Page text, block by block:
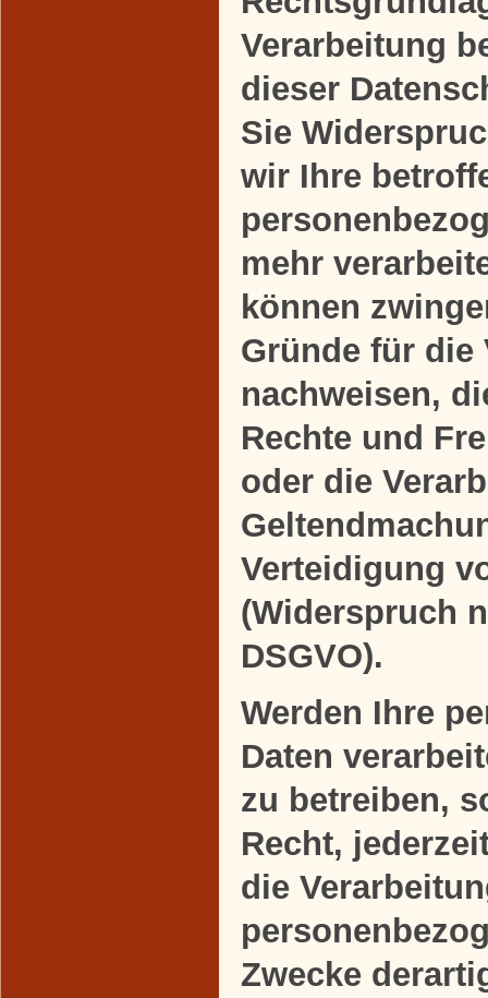
Verarbeitung
dieser
Sie
wir Ihre
mehr
können
Gründe für die
nachweisen,
Rechte und
oder die
Verteidigung
(Widerspruch
DSGVO).
Werden Ihre
Daten
zu betreiben,
Recht,
die
Zwecke